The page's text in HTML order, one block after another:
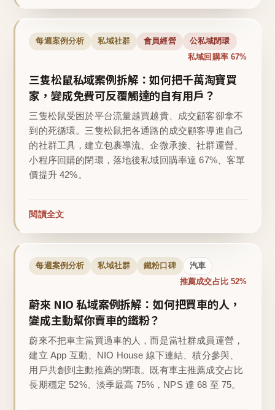
每週案例分析 私域社群 會員經營 公私域閉環
私域回購率 67%
三隻松鼠私域案例拆解：如何把千萬淘寶買
家，變成免費可反覆觸達的自有用戶？
三隻松鼠受困於平台流量越買越貴、成交顧客卻拿不
到的死循環。三隻松鼠把各通路的成交顧客導進自己
的社群工具，建立包裹導流、企微承接、社群運營、
小程序回購的閉環，落地後私域回購率達 67%、客單
價提升 42%。
閱讀全文
每週案例分析 私域社群 鐵粉口碑 汽車
推薦成交占比 52%
蔚來 NIO 私域案例拆解：如何把買車的人，
變成主動幫你賣車的鐵粉？
蔚來不把車主當買過車的人，而是當社群成員運營，
建立 App 互動、NIO House 線下連結、積分參與、
用戶共創到主動推薦的閉環。既有車主推薦成交占比
長期穩定 52%、淡季最高 75%，NPS 達 68 至 75。